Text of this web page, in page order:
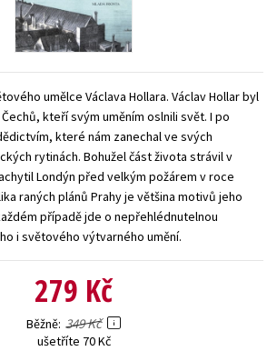
Zahraniční literatura
umělce Václava Hollara. Václav Hollar byl
kteří svým uměním oslnili svět. I po
které nám zanechal ve svých
rytinách. Bohužel část života strávil v
Londýn před velkým požárem v roce
raných plánů Prahy je většina motivů jeho
případě jde o nepřehlédnutelnou
i světového výtvarného umění.
279 Kč
Běžně 349 Kč
ušetříte 70 Kč